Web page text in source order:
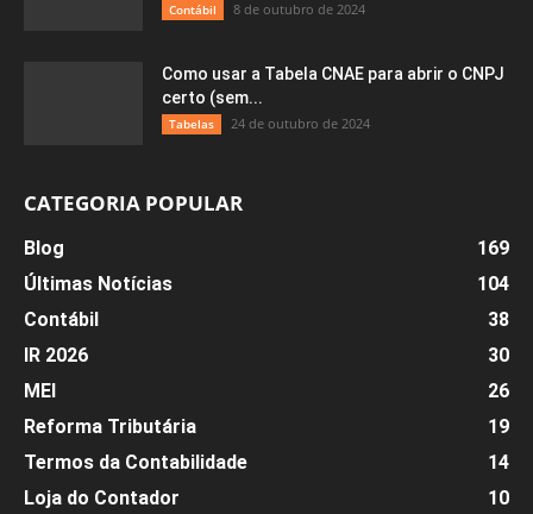
Contábil 8 de outubro de 2024
Como usar a Tabela CNAE para abrir o CNPJ
certo (sem...
Tabelas 24 de outubro de 2024
CATEGORIA POPULAR
Blog
169
Últimas Notícias
104
Contábil
38
IR 2026
30
MEI
26
Reforma Tributária
19
Termos da Contabilidade
14
Loja do Contador
10